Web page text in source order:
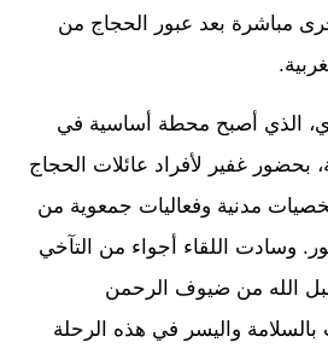
مباشرة بعد عبور الحجاج من
الذي أصبح محطة أساسية في
بحضور غفير لأفراد عائلات الحجاج
مدنية وفعاليات جمعوية من
وسادت اللقاء أجواء من التآخي
الله من ضيوف الرحمن
واليسر في هذه الرحلة